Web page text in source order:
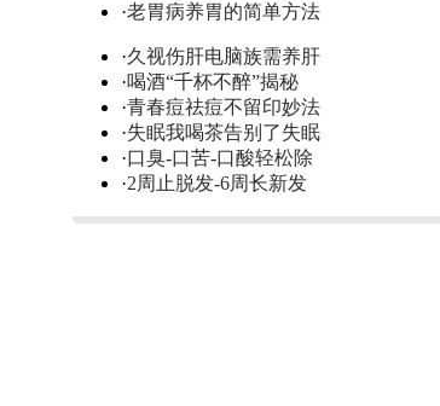
·老胃病养胃的简单方法
·久视伤肝电脑族需养肝
·喝酒“千杯不醉”揭秘
·青春痘祛痘不留印妙法
·失眠我喝茶告别了失眠
·口臭-口苦-口酸轻松除
·2周止脱发-6周长新发